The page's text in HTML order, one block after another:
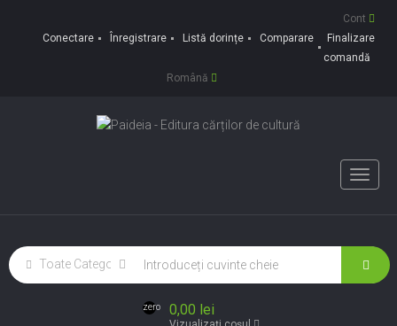
Cont
Conectare
Înregistrare Listă dorințe Comparare
Finalizare
comandă
Română
Toggle
zero 0,00 lei